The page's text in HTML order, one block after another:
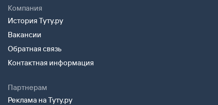
Компания
История Туту.ру
Вакансии
Обратная связь
Контактная информация
Партнерам
Реклама на Туту.ру